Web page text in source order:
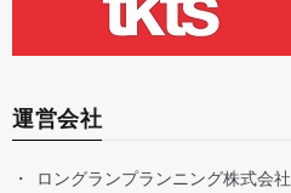
運営会社
ロングランプランニング株式会社